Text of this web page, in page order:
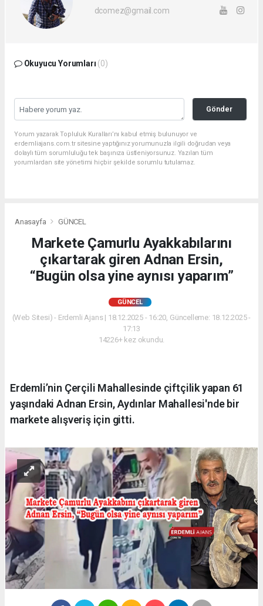
dcomez@gmail.com
Okuyucu Yorumları (0)
Gönder
Yorum yazarak Topluluk Kuralları’nı kabul etmiş bulunuyor ve
erdemliajans.com.tr sitesine yaptığınız yorumunuzla ilgili doğrudan veya
dolaylı tüm sorumluluğu tek başınıza üstleniyorsunuz. Yazılan tüm
yorumlardan site yönetimi hiçbir şekilde sorumlu tutulamaz.
Anasayfa GÜNCEL
Markete Çamurlu Ayakkabılarını
çıkartarak giren Adnan Ersin,
“Bugün olsa yine aynısı yaparım”
GÜNCEL
(Web Sitesi) - Erdemli Ajans | 18.12.2025 - 16:20, Güncelleme: 18.12.2025 -
17:13
14226+ kez okundu.
Erdemli’nin Çerçili Mahallesinde çiftçilik yapan 61
yaşındaki Adnan Ersin, Aydınlar Mahallesi'nde bir
markete alışveriş için gitti.